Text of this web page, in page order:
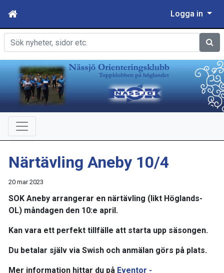
Logga in
Sök
Närtävling Aneby 10/4
20 mar 2023
SOK Aneby arrangerar en närtävling (likt Höglands-
OL) måndagen den 10:e april.
Kan vara ett perfekt tillfälle att starta upp säsongen.
Du betalar själv via Swish och anmälan görs på plats.
Mer information hittar du på Eventor -